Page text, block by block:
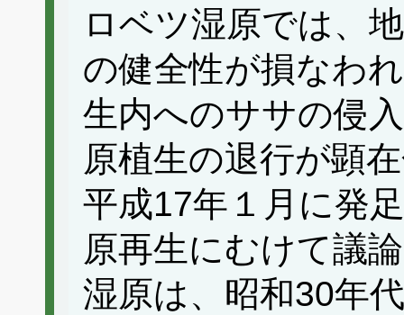
ロベツ湿原では、
の健全性が損なわ
生内へのササの侵
原植生の退行が顕
平成17年１月に発
原再生にむけて議
湿原は、昭和30年